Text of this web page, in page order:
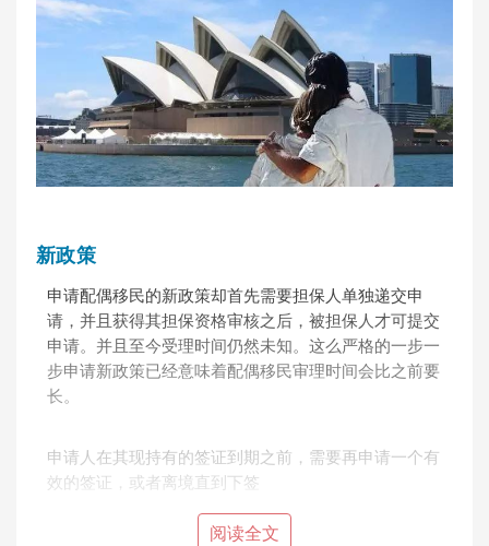
新政策
申请配偶移民的新政策却首先需要担保人单独递交申
请，并且获得其担保资格审核之后，被担保人才可提交
申请。并且至今受理时间仍然未知。这么严格的一步一
步申请新政策已经意味着配偶移民审理时间会比之前要
长。
申请人在其现持有的签证到期之前，需要再申请一个有
效的签证，或者离境直到下签
阅读全文